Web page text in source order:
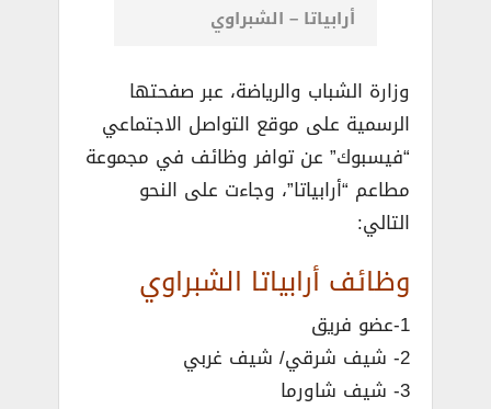
أرابياتا – الشبراوي
وزارة الشباب والرياضة، عبر صفحتها
الرسمية على موقع التواصل الاجتماعي
“فيسبوك” عن توافر وظائف في مجموعة
مطاعم “أرابياتا”، وجاءت على النحو
التالي:
وظائف أرابياتا الشبراوي
1-عضو فريق
2- شيف شرقي/ شيف غربي
3- شيف شاورما